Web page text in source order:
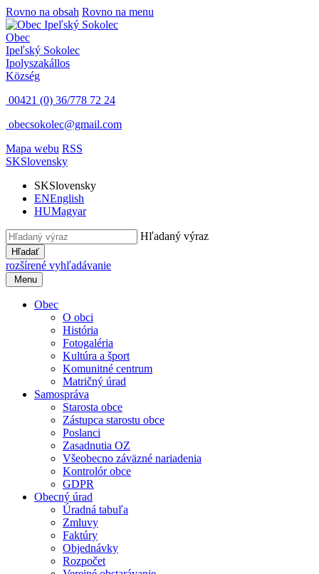
Rovno na obsah Rovno na menu
Obec
Ipeľský Sokolec
Ipolyszakállos
Község
00421 (0) 36/778 72 24
obecsokolec@gmail.com
Mapa webu RSS
SKSlovensky
SKSlovensky
ENEnglish
HUMagyar
Hľadaný výraz
Hľadať
rozšírené vyhľadávanie
Menu
Obec
O obci
História
Fotogaléria
Kultúra a šport
Komunitné centrum
Matričný úrad
Samospráva
Starosta obce
Zástupca starostu obce
Poslanci
Zasadnutia OZ
Všeobecno záväzné nariadenia
Kontrolór obce
GDPR
Obecný úrad
Úradná tabuľa
Zmluvy
Faktúry
Objednávky
Rozpočet